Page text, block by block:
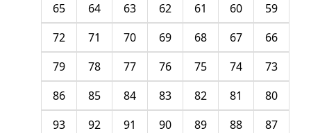
59
60
61
62
63
64
65
66
67
68
69
70
71
72
73
74
75
76
77
78
79
80
81
82
83
84
85
86
87
88
89
90
91
92
93